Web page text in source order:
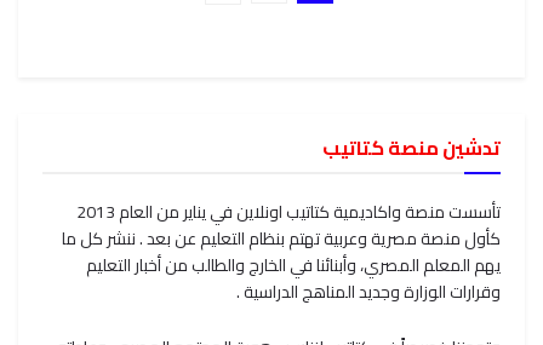
تدشين منصة كتاتيب
تأسست منصة واكاديمية كتاتيب اونلاين في يناير من العام 2013
كأول منصة مصرية وعربية تهتم بنظام التعليم عن بعد . ننشر كل ما
يهم المعلم المصري، وأبنائنا في الخارج والطالب من أخبار التعليم
وقرارات الوزارة وجديد المناهج الدراسية .